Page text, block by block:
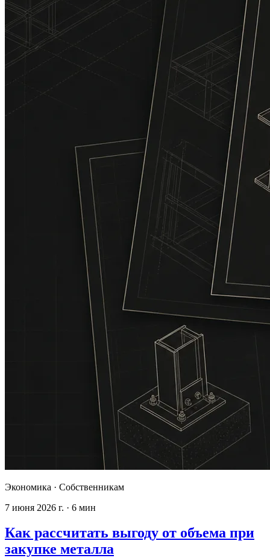
Экономика · Собственникам
7 июня 2026 г. · 6 мин
Как рассчитать выгоду от объема при
закупке металла